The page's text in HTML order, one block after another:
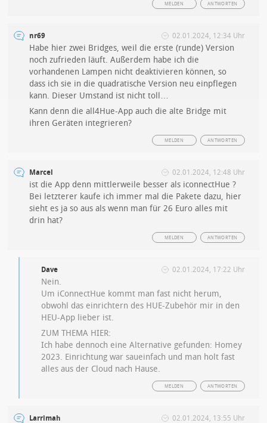
ANTWORTEN
MELDEN
nr69 02.01.2024, 12:34 Uhr
Habe hier zwei Bridges, weil die erste (runde) Version
noch zufrieden läuft. Außerdem habe ich die
vorhandenen Lampen nicht deaktivieren können, so
dass ich sie in die quadratische Version neu einpflegen
kann. Dieser Umstand ist nicht toll…
Kann denn die all4Hue-App auch die alte Bridge mit
ihren Geräten integrieren?
ANTWORTEN
MELDEN
Marcel 02.01.2024, 12:48 Uhr
ist die App denn mittlerweile besser als iconnectHue ?
Bei letzterer kaufe ich immer mal die Pakete dazu, hier
sieht es ja so aus als wenn man für 26 Euro alles mit
drin hat?
ANTWORTEN
MELDEN
Dave 02.01.2024, 17:22 Uhr
Nein.
Um iConnectHue kommt man fast nicht herum,
obwohl das einrichtern des HUE-Zubehör mir in den
HEU-App lieber ist.
ZUM THEMA HIER:
Ich habe dennoch eine Alternative gefunden: Homey
2023. Einrichtung war saueinfach und man holt fast
alles aus der Cloud nach Hause.
ANTWORTEN
MELDEN
Larrimah 02.01.2024, 13:55 Uhr